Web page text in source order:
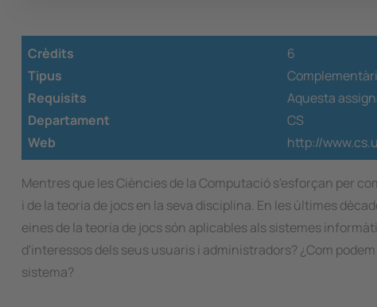
Crèdits
6
Tipus
Requisits
Aquesta
Departament
CS
Web
http://
Mentres que les Ciències de la Computació s'esforçan per
i de la teoria de jocs en la seva disciplina. En les últimes
eines de la teoria de jocs són aplicables als sistemes
d'interessos dels seus usuaris i administradors? ¿Com
sistema?